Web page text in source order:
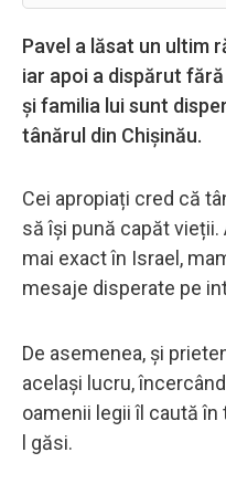
Pavel a lăsat un ultim
iar apoi a dispărut
și familia lui sunt
tânărul din Chișinău.
Cei apropiați cred că
să își pună capăt
mai exact în Israel,
mesaje disperate pe
De asemenea, și
același lucru,
oamenii legii îl caută în
l găsi.